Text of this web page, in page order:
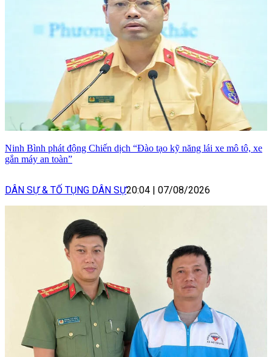
Ninh Bình phát động Chiến dịch “Đào tạo kỹ năng lái xe mô tô, xe
gắn máy an toàn”
DÂN SỰ & TỐ TỤNG DÂN SỰ20:04 07/08/2026